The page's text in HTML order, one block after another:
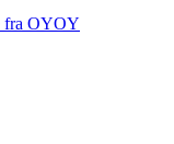
fra OYOY